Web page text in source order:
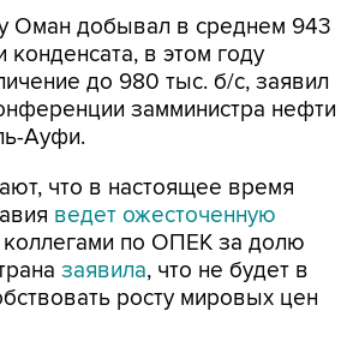
Оман добывал в среднем 943
конденсата, в этом году
до 980 тыс. б/с, заявил
замминистра нефти
Ауфи.
что в настоящее время
ведет ожесточенную
коллегами по ОПЕК за долю
заявила, что не будет в
росту мировых цен